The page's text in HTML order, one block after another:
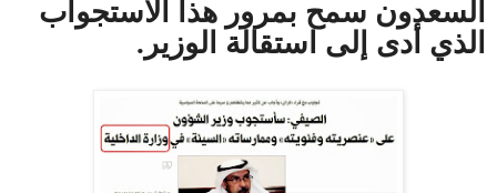
السعدون سمح بمرور هذا الاستجواب
الذي أدى إلى استقالة الوزير.